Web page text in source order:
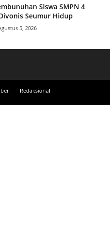
Siswa SMPN 4
Seumur Hidup
5, 2026
Redaksional